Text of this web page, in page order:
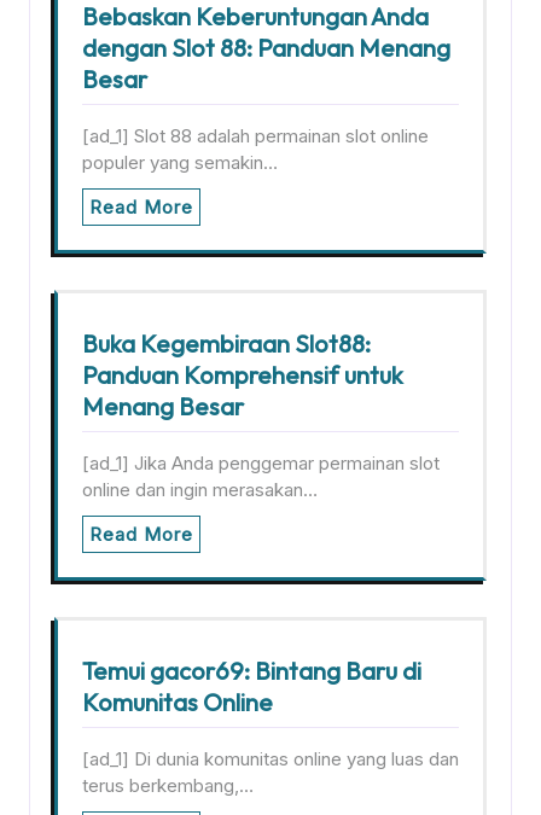
Bebaskan Keberuntungan Anda
dengan Slot 88: Panduan Menang
Besar
[ad_1] Slot 88 adalah permainan slot online
populer yang semakin…
Read More
Buka Kegembiraan Slot88:
Panduan Komprehensif untuk
Menang Besar
[ad_1] Jika Anda penggemar permainan slot
online dan ingin merasakan…
Read More
Temui gacor69: Bintang Baru di
Komunitas Online
[ad_1] Di dunia komunitas online yang luas dan
terus berkembang,…